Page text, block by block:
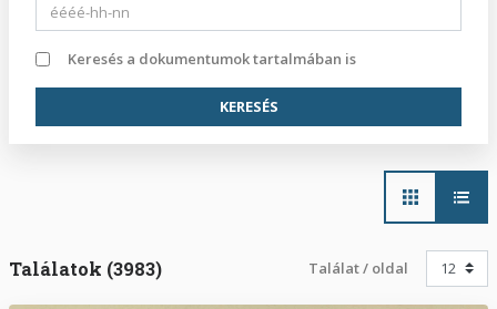
Keresés a dokumentumok tartalmában is
Main
navigation
Találatok (3983) Találat / oldal